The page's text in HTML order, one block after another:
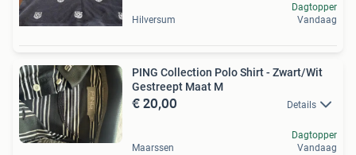
Hilversum
Dagtopper
Vandaag
PING Collection Polo Shirt - Zwart/Wit
Gestreept Maat M
€ 20,00 Details
Maarssen
Dagtopper
Vandaag